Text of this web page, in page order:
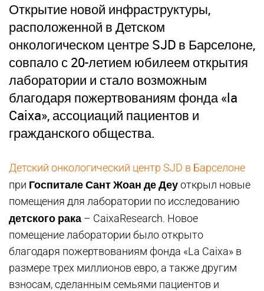
Открытие новой инфраструктуры,
расположенной в Детском
онкологическом центре SJD в Барселоне,
совпало с 20-летием юбилеем открытия
лаборатории и стало возможным
благодаря пожертвованиям фонда «la
Caixa», ассоциаций пациентов и
гражданского общества.
Детский онкологический центр SJD в Барселоне
при Госпитале Сант Жоан де Деуоткрыл новые
помещения для лаборатории по исследованию
детского рака – CaixaResearch. Новое
помещение лаборатории было открыто
благодаря пожертвованиям фонда «La Caixa» в
размере трех миллионов евро, а также другим
взносам, сделанным семьями пациентов и